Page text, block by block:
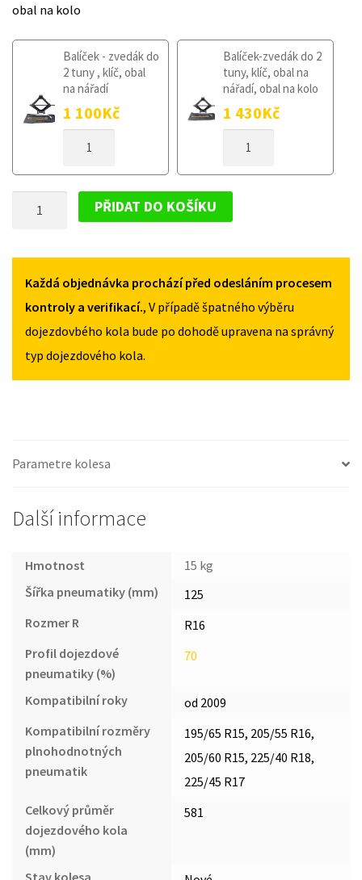
obal na kolo
Balíček - zvedák do
2 tuny , klíč, obal
na nářadí
1 100Kč
KOLO
OD
Balíček-zvedák do 2
tuny, klíč, obal na
nářadí, obal na kolo
1 430Kč
KOLO
OD
SCIROCCO
OD
125/70R16
MNOŽSTVÍ
PŘIDAT DO KOŠÍKU
Každá objednávka prochází před odesláním procesem
kontroly a verifikací., V případě špatného výběru
dojezdovbého kola bude po dohodě upravena na správný
typ dojezdového kola.
Parametre kolesa
Další informace
Hmotnost
15 kg
Šířka pneumatiky (mm)
125
Rozmer R
R16
Profil dojezdové
pneumatiky (%)
70
Kompatibilní roky
od 2009
Kompatibilní rozměry
plnohodnotných
pneumatik
195/65 R15, 205/55 R16,
205/60 R15, 225/40 R18,
225/45 R17
Celkový průměr
dojezdového kola
(mm)
581
Stav kolesa